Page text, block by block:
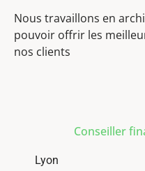
Nous travaillons en
pouvoir offrir les
nos clients
Conseiller
Lyon